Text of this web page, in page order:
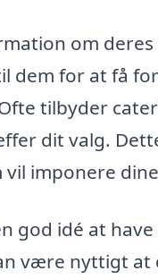
om deres
dem for at få
tilbyder
dit valg.
imponere
god idé at
være nyttigt at